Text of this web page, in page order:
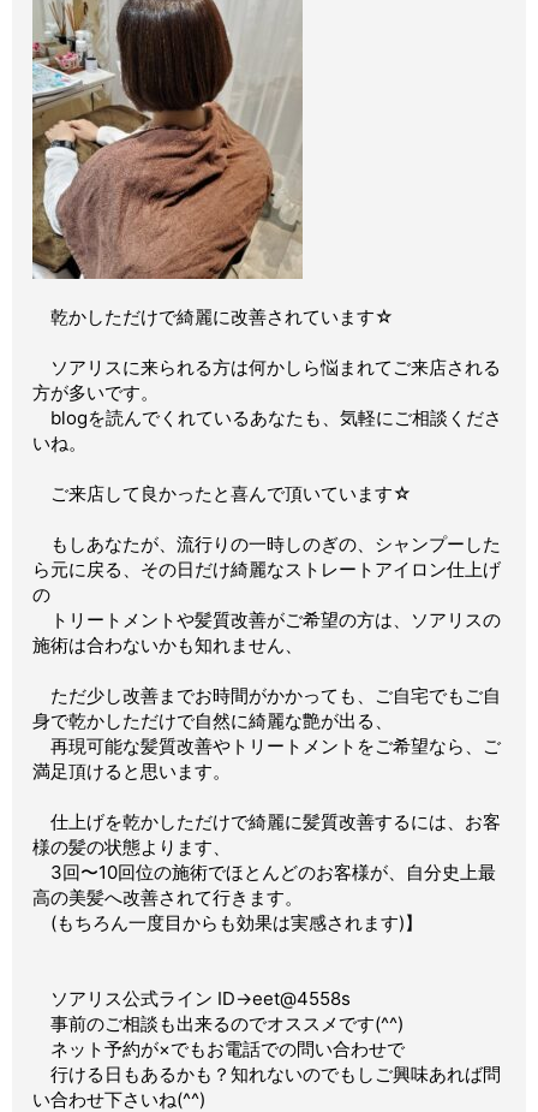
乾かしただけで綺麗に改善されています☆
ソアリスに来られる方は何かしら悩まれてご来店される
方が多いです。
blogを読んでくれているあなたも、気軽にご相談くださ
いね。
ご来店して良かったと喜んで頂いています☆
もしあなたが、流行りの一時しのぎの、シャンプーした
ら元に戻る、その日だけ綺麗なストレートアイロン仕上げ
の
トリートメントや髪質改善がご希望の方は、ソアリスの
施術は合わないかも知れません、
ただ少し改善までお時間がかかっても、ご自宅でもご自
身で乾かしただけで自然に綺麗な艶が出る、
再現可能な髪質改善やトリートメントをご希望なら、ご
満足頂けると思います。
仕上げを乾かしただけで綺麗に髪質改善するには、お客
様の髪の状態よります、
3回〜10回位の施術でほとんどのお客様が、自分史上最
高の美髪へ改善されて行きます。
(もちろん一度目からも効果は実感されます)】
ソアリス公式ライン ID→eet@4558s
事前のご相談も出来るのでオススメです(^^)
ネット予約が×でもお電話での問い合わせで
行ける日もあるかも？知れないのでもしご興味あれば問
い合わせ下さいね(^^)